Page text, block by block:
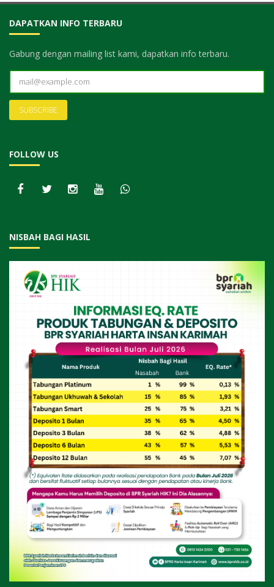
DAPATKAN INFO TERBARU
Gabung dengan mailing list kami, dapatkan info terbaru.
FOLLOW US
NISBAH BAGI HASIL